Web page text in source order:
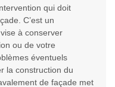
qui doit
C’est un
à conserver
ou de votre
éventuels
la construction du
de façade met